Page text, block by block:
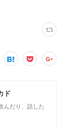
ド
んだり、話した